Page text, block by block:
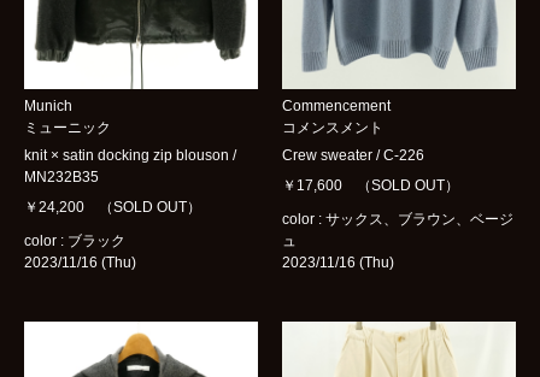
Munich
ミューニック
knit × satin docking zip blouson /
MN232B35
￥24,200 （SOLD OUT）
color : ブラック
2023/11/16 (Thu)
Commencement
コメンスメント
Crew sweater / C-226
￥17,600 （SOLD OUT）
color : サックス、ブラウン、ベージ
ュ
2023/11/16 (Thu)